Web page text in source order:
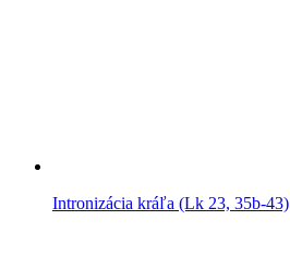
Intronizácia kráľa (Lk 23, 35b-43)